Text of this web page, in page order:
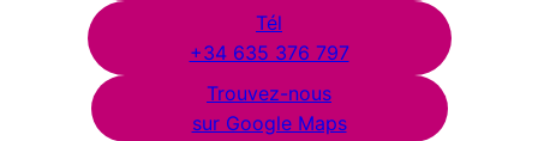
Tél
+34 635 376 797
Trouvez-nous
sur Google Maps